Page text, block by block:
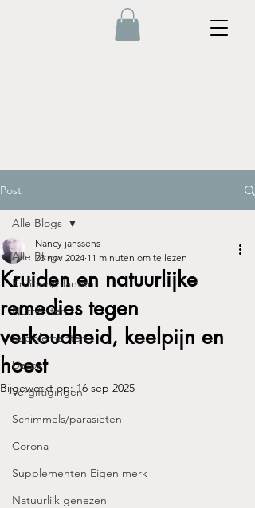
Post
Alle Blogs
Kruiden/planten
Nutriënten
Supplementen
Detox
Vergiftigingen
Schimmels/parasieten
Corona
Supplementen Eigen merk
Natuurlijk genezen
Alle Blogs
Kruiden en natuurlijke
remedies tegen
verkoudheid, keelpijn en
hoest
Nancy janssens
23 nov 2024 11 minuten om te lezen
Bijgewerkt op:16 sep 2025